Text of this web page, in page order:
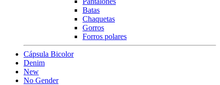
Batas
Chaquetas
Gorros
Forros polares
Cápsula Bicolor
Denim
New
No Gender